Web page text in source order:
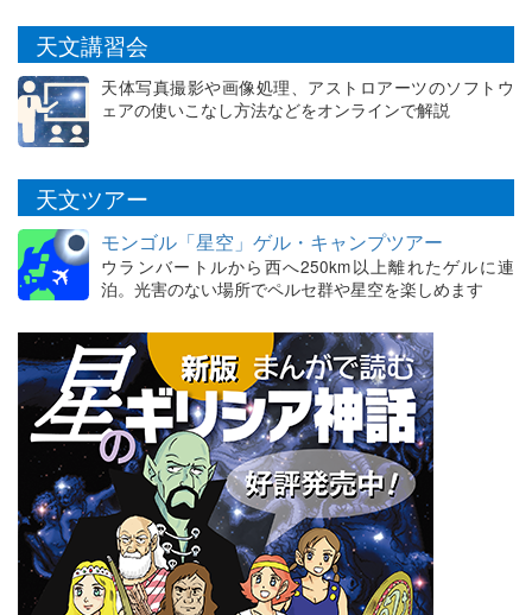
天文講習会
天体写真撮影や画像処理、アストロアーツのソフトウ
ェアの使いこなし方法などをオンラインで解説
天文ツアー
モンゴル「星空」ゲル・キャンプツアー
ウランバートルから西へ250km以上離れたゲルに連
泊。光害のない場所でペルセ群や星空を楽しめます